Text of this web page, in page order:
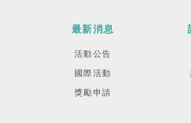
最新消息
活動公告
國際活動
獎勵申請